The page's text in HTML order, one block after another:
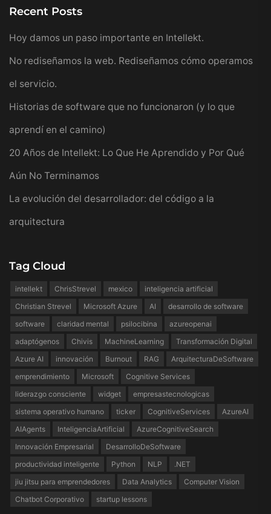
Recent Posts
Hoy damos un paso importante en Intellekt.
No rediseñamos la web. Rediseñamos cómo operamos
el servicio.
Historias de software que no funcionaron (y lo que
aprendí en el camino)
20 Años de Intellekt: Lo Que He Aprendido y Por Qué
Aún No Terminamos
La evolución del desarrollador: del código a la
arquitectura
Tag Cloud
intellekt ChrisStrevel mexico
inteligencia artificial
Christian Strevel
Microsoft Azure AI
desarrollo de software
software
claridad mental psilocibina
azureopenai
adaptógenos
Chivis MachineLearning
Transformación Digital
Azure AI
innovación Burnout RAG
ArquitecturaDeSoftware
emprendimiento
Microsoft
Cognitive Services
liderazgo consciente
widget
empresastecnologicas
sistema operativo humano
ticker CognitiveServices
AzureAI
AIAgents
InteligenciaArtificial
AzureCognitiveSearch
Innovación Empresarial
DesarrolloDeSoftware
productividad inteligente
Python NLP
.NET
jiu jitsu para emprendedores
Data Analytics
Computer Vision
Chatbot Corporativo
startup lessons